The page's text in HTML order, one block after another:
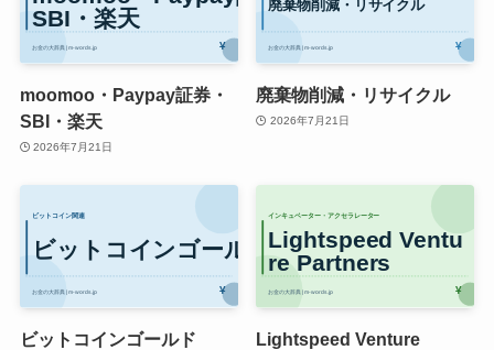
moomoo・Paypay証券・
SBI・楽天
2026年7月21日
廃棄物削減・リサイクル
2026年7月21日
ビットコインゴールド
Lightspeed Venture